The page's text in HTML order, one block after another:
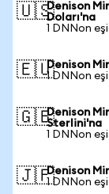
🇺🇸Denison
Doları'na
1 DNNon
🇪🇺Denison
1 DNNon
🇬🇧Denison
Sterlini'na
1 DNNon
🇯🇵Denison
1 DNNon